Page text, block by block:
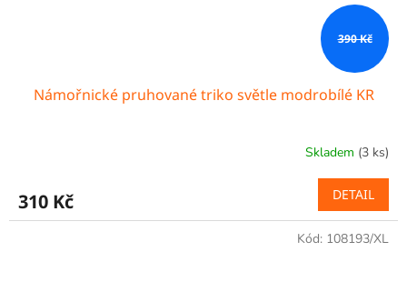
390 Kč
Námořnické pruhované triko světle modrobílé KR
Skladem (3 ks)
310 Kč DETAIL
Kód: 108193/XL